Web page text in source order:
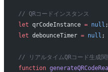
// QRコードインスタンス
let qrCodeInstance = null ;
let debounceTimer = null ;
// リアルタイムQRコード生成関
function